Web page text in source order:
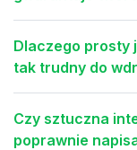
Dlaczego prosty
tak trudny do
Czy sztuczna
poprawnie